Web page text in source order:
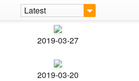
Latest
2019-03-27
2019-03-20